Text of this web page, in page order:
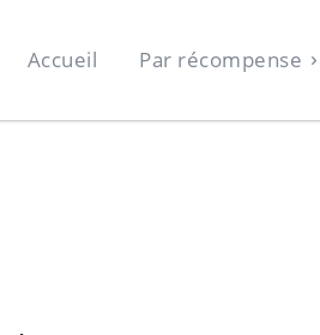
Accueil Par récompense